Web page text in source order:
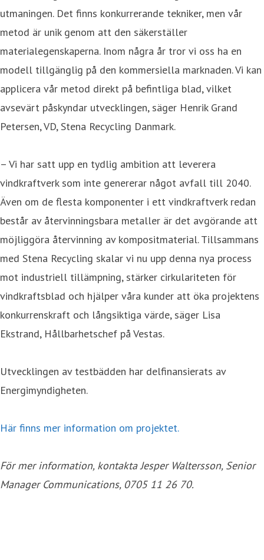
utmaningen. Det finns konkurrerande tekniker, men vår
metod är unik genom att den säkerställer
materialegenskaperna. Inom några år tror vi oss ha en
modell tillgänglig på den kommersiella marknaden. Vi kan
applicera vår metod direkt på befintliga blad, vilket
avsevärt påskyndar utvecklingen, säger Henrik Grand
Petersen, VD, Stena Recycling Danmark.
– Vi har satt upp en tydlig ambition att leverera
vindkraftverk som inte genererar något avfall till 2040.
Även om de flesta komponenter i ett vindkraftverk redan
består av återvinningsbara metaller är det avgörande att
möjliggöra återvinning av kompositmaterial. Tillsammans
med Stena Recycling skalar vi nu upp denna nya process
mot industriell tillämpning, stärker cirkulariteten för
vindkraftsblad och hjälper våra kunder att öka projektens
konkurrenskraft och långsiktiga värde, säger Lisa
Ekstrand, Hållbarhetschef på Vestas.
Utvecklingen av testbädden har delfinansierats av
Energimyndigheten.
Här finns mer information om projektet.
För mer information, kontakta Jesper Waltersson, Senior
Manager Communications, 0705 11 26 70.